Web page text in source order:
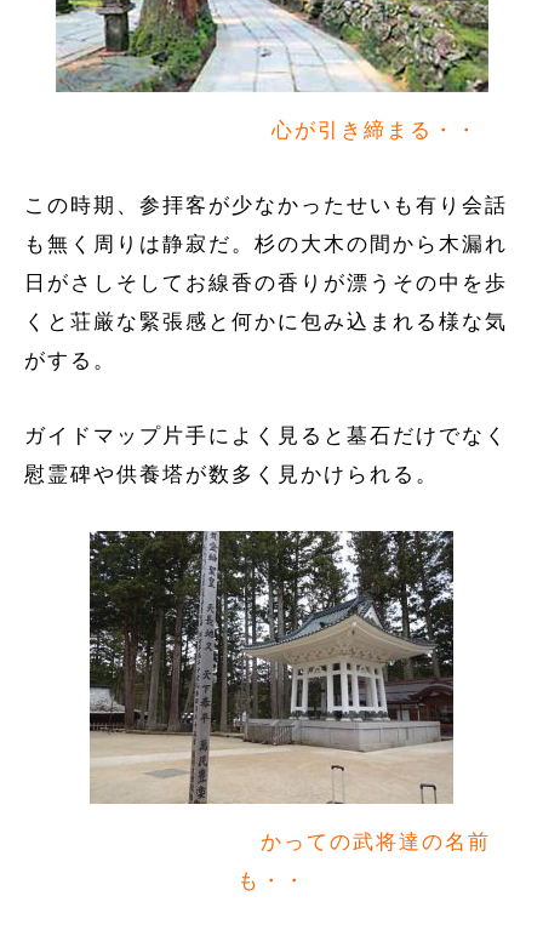
心が引き締まる・・
この時期、参拝客が少なかったせいも有り会話
も無く周りは静寂だ。杉の大木の間から木漏れ
日がさしそしてお線香の香りが漂うその中を歩
くと荘厳な緊張感と何かに包み込まれる様な気
がする。
ガイドマップ片手によく見ると墓石だけでなく
慰霊碑や供養塔が数多く見かけられる。
かっての武将達の名前
も・・